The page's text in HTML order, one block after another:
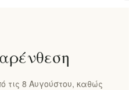
τις 8 Αυγούστου, καθώς